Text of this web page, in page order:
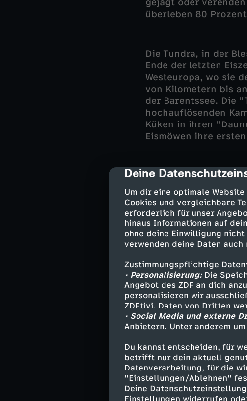
cmp-dialog-
Deine
Um dir eine optimale Website
Cookies und vergleichbare
erforderlich für unser
hinaus Informationen auf
ohne deine Einwilligung
verwenden deine Daten
Zustimmungspflichtige
• Personalisierung:Die
Angebot des ZDF an dich
personalisieren wir
ZDFtivi. Daten von Dritten
• Social Media und externe
Anbietern. Unter anderem
Du kannst entscheiden, für
betrifft nur dein aktuell
Datenverarbeitung, für die
"Einstellungen/Ablehnen"
Deine
Einstellungen widerrufen
gejagt oder
überleben 80
Die Tundra, in der
Ende der letzten
Westeuropa, wo sie
von Kilometern bis
der Barentssee. Die
hochauflösenden
Küken in ihren
Eismöwen ihre
Clevere
Auch, wenn in der
gigantische Wolken
Choreografie, geht
pfeilschnellen
Raubvögel ab, die
"Zugvögel" wurde
gedreht.
Genau wie die
aussehenden Ibis-
Jahrhundert zum
komplett
aufgezogen, folgen
wenn die in einen
österreichischen
Schon auf dem